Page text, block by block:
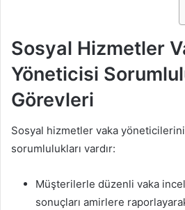
Sosyal Hizmetler
Yöneticisi
Görevleri
Sosyal hizmetler vaka
sorumlulukları vardır:
Müşterilerle düzenli vaka
sonuçları amirlere